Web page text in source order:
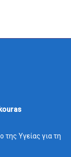
της Υγείας για τη